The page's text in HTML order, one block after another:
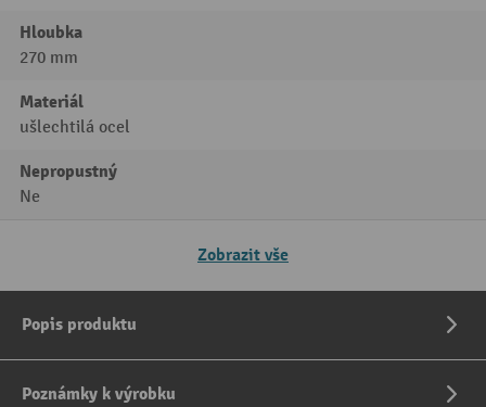
Hloubka
270 mm
Materiál
ušlechtilá ocel
Nepropustný
Ne
Zobrazit vše
Popis produktu
Poznámky k výrobku